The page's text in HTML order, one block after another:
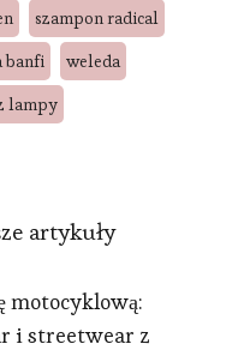
szampon radical
banfi
weleda
lampy
artykuły
motocyklową:
i streetwear z